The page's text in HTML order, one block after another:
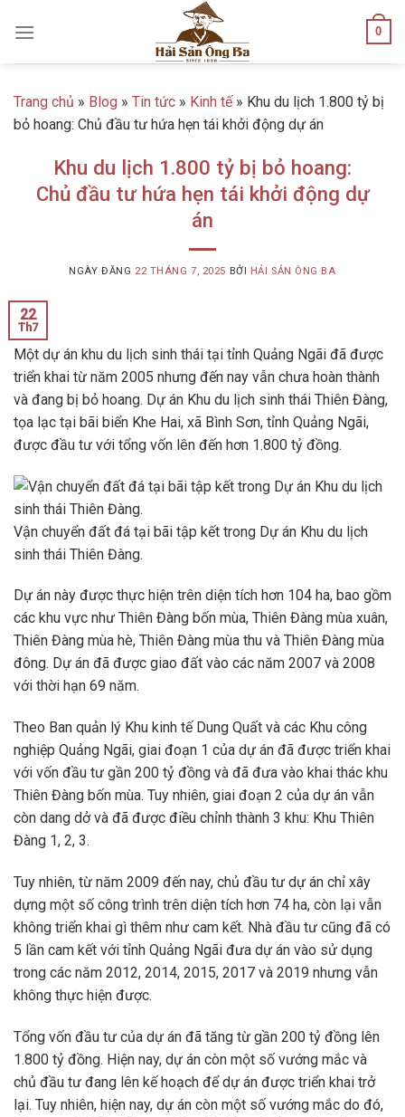
0
Trang chủ » Blog » Tin tức » Kinh tế» Khu du lịch 1.800 tỷ bị
bỏ hoang: Chủ đầu tư hứa hẹn tái khởi động dự án
Khu du lịch 1.800 tỷ bị bỏ hoang:
Chủ đầu tư hứa hẹn tái khởi động dự
án
NGÀY ĐĂNG 22 THÁNG 7, 2025 BỞI HẢI SẢN ÔNG BA
22
Th7
Một dự án khu du lịch sinh thái tại tỉnh Quảng Ngãi đã được
triển khai từ năm 2005 nhưng đến nay vẫn chưa hoàn thành
và đang bị bỏ hoang. Dự án Khu du lịch sinh thái Thiên Đàng,
tọa lạc tại bãi biển Khe Hai, xã Bình Sơn, tỉnh Quảng Ngãi,
được đầu tư với tổng vốn lên đến hơn 1.800 tỷ đồng.
Vận chuyển đất đá tại bãi tập kết trong Dự án Khu du lịch
sinh thái Thiên Đàng.
Dự án này được thực hiện trên diện tích hơn 104 ha, bao gồm
các khu vực như Thiên Đàng bốn mùa, Thiên Đàng mùa xuân,
Thiên Đàng mùa hè, Thiên Đàng mùa thu và Thiên Đàng mùa
đông. Dự án đã được giao đất vào các năm 2007 và 2008
với thời hạn 69 năm.
Theo Ban quản lý Khu kinh tế Dung Quất và các Khu công
nghiệp Quảng Ngãi, giai đoạn 1 của dự án đã được triển khai
với vốn đầu tư gần 200 tỷ đồng và đã đưa vào khai thác khu
Thiên Đàng bốn mùa. Tuy nhiên, giai đoạn 2 của dự án vẫn
còn dang dở và đã được điều chỉnh thành 3 khu: Khu Thiên
Đàng 1, 2, 3.
Tuy nhiên, từ năm 2009 đến nay, chủ đầu tư dự án chỉ xây
dựng một số công trình trên diện tích hơn 74 ha, còn lại vẫn
không triển khai gì thêm như cam kết. Nhà đầu tư cũng đã có
5 lần cam kết với tỉnh Quảng Ngãi đưa dự án vào sử dụng
trong các năm 2012, 2014, 2015, 2017 và 2019 nhưng vẫn
không thực hiện được.
Tổng vốn đầu tư của dự án đã tăng từ gần 200 tỷ đồng lên
1.800 tỷ đồng. Hiện nay, dự án còn một số vướng mắc và
chủ đầu tư đang lên kế hoạch để dự án được triển khai trở
lại. Tuy nhiên, hiện nay, dự án còn một số vướng mắc do đó,